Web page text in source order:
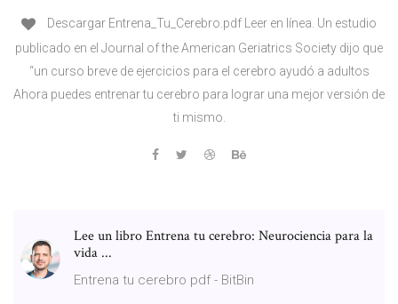
Descargar Entrena_Tu_Cerebro.pdf Leer en línea. Un estudio
publicado en el Journal of the American Geriatrics Society dijo que
“un curso breve de ejercicios para el cerebro ayudó a adultos
Ahora puedes entrenar tu cerebro para lograr una mejor versión de
ti mismo.
Lee un libro Entrena tu cerebro: Neurociencia para la
vida ...
Entrena tu cerebro pdf - BitBin